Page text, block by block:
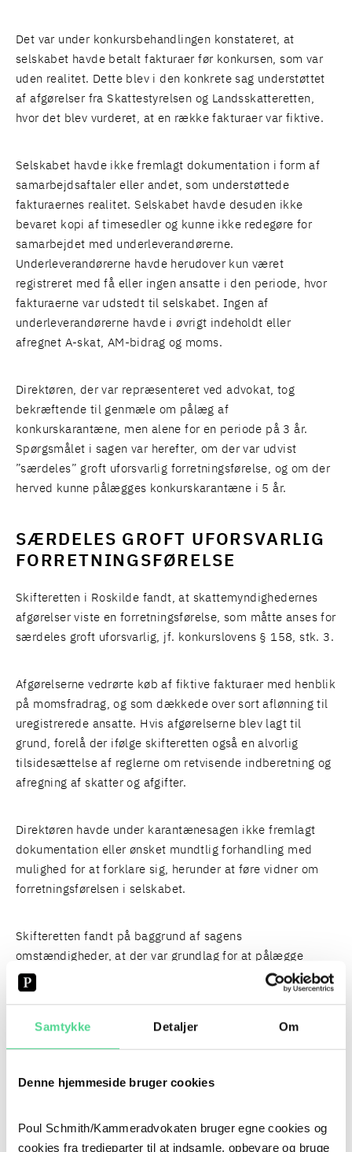
Samtykke Detaljer Om
Denne hjemmeside bruger cookies
Poul Schmith/Kammeradvokaten bruger egne cookies og
cookies fra tredjeparter til at indsamle, opbevare og bruge
Det var under konkursbehandlingen konstateret, at
selskabet havde betalt fakturaer før konkursen, som var
uden realitet. Dette blev i den konkrete sag understøttet
af afgørelser fra Skattestyrelsen og Landsskatteretten,
hvor det blev vurderet, at en række fakturaer var fiktive.
Selskabet havde ikke fremlagt dokumentation i form af
samarbejdsaftaler eller andet, som understøttede
fakturaernes realitet. Selskabet havde desuden ikke
bevaret kopi af timesedler og kunne ikke redegøre for
samarbejdet med underleverandørerne.
Underleverandørerne havde herudover kun været
registreret med få eller ingen ansatte i den periode, hvor
fakturaerne var udstedt til selskabet. Ingen af
underleverandørerne havde i øvrigt indeholdt eller
afregnet A-skat, AM-bidrag og moms.
Direktøren, der var repræsenteret ved advokat, tog
bekræftende til genmæle om pålæg af
konkurskarantæne, men alene for en periode på 3 år.
Spørgsmålet i sagen var herefter, om der var udvist
”særdeles” groft uforsvarlig forretningsførelse, og om der
herved kunne pålægges konkurskarantæne i 5 år.
SÆRDELES GROFT UFORSVARLIG
FORRETNINGSFØRELSE
Skifteretten i Roskilde fandt, at skattemyndighedernes
afgørelser viste en forretningsførelse, som måtte anses for
særdeles groft uforsvarlig, jf. konkurslovens § 158, stk. 3.
Afgørelserne vedrørte køb af fiktive fakturaer med henblik
på momsfradrag, og som dækkede over sort aflønning til
uregistrerede ansatte. Hvis afgørelserne blev lagt til
grund, forelå der ifølge skifteretten også en alvorlig
tilsidesættelse af reglerne om retvisende indberetning og
afregning af skatter og afgifter.
Direktøren havde under karantænesagen ikke fremlagt
dokumentation eller ønsket mundtlig forhandling med
mulighed for at forklare sig, herunder at føre vidner om
forretningsførelsen i selskabet.
Skifteretten fandt på baggrund af sagens
omstændigheder, at der var grundlag for at pålægge
direktøren konkurskarantæne i 5 år, jf. konkurslovens §
158, stk. 3. Direktøren blev samtidig frataget retten til at
personlig og ubegrænset hæftelse.
NYT OM POUL SCHMITH/KAMMERADVOKATEN
KURATOR ADGANG TIL E-MAILKONTI
NYE KENDELSER: ADVOKAT PÅLAGT BØDER FOR